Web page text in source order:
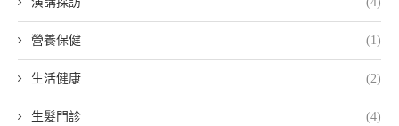
營養保健 (1)
生活健康 (2)
生髮門診 (4)